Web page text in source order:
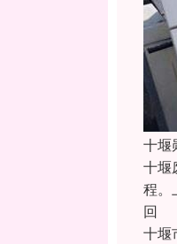
十堰
十堰
程。
回
十堰